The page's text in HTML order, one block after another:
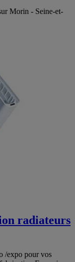
Morin - Seine-et-
radiateurs
/expo pour vos